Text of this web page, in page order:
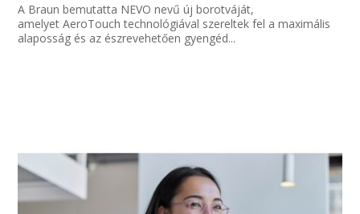
A Braun bemutatta NEVO nevű új borotváját,
amelyet AeroTouch technológiával szereltek fel a maximális
alaposság és az észrevehetően gyengéd...